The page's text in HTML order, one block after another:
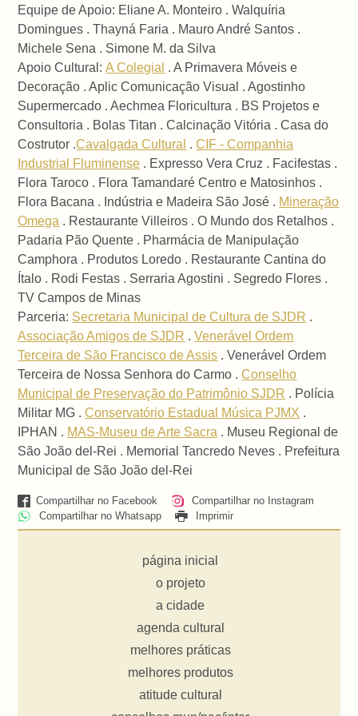
Equipe de Apoio: Eliane A. Monteiro . Walquíria
Domingues . Thayná Faria . Mauro André Santos .
Michele Sena . Simone M. da Silva
Apoio Cultural:A Colegial . A Primavera Móveis e
Decoração . Aplic Comunicação Visual . Agostinho
Supermercado . Aechmea Floricultura . BS Projetos e
Consultoria . Bolas Titan . Calcinação Vitória . Casa do
Costrutor .Cavalgada Cultural .CIF - Companhia
Industrial Fluminense . Expresso Vera Cruz . Facifestas .
Flora Taroco . Flora Tamandaré Centro e Matosinhos .
Flora Bacana . Indústria e Madeira São José . Mineração
Omega . Restaurante Villeiros . O Mundo dos Retalhos .
Padaria Pão Quente . Pharmácia de Manipulação
Camphora . Produtos Loredo . Restaurante Cantina do
Ítalo . Rodi Festas . Serraria Agostini . Segredo Flores .
TV Campos de Minas
Parceria: Secretaria Municipal de Cultura de SJDR .
Associação Amigos de SJDR .Venerável Ordem
Terceira de São Francisco de Assis . Venerável Ordem
Terceira de Nossa Senhora do Carmo .Conselho
Municipal de Preservação do Patrimônio SJDR . Polícia
Militar MG .Conservatório Estadual Música PJMX .
IPHAN . MAS-Museu de Arte Sacra . Museu Regional de
São João del-Rei . Memorial Tancredo Neves . Prefeitura
Municipal de São João del-Rei
Compartilhar no Facebook
Compartilhar no Instagram
Compartilhar no Whatsapp
Imprimir
página inicial
o projeto
a cidade
agenda cultural
melhores práticas
melhores produtos
atitude cultural